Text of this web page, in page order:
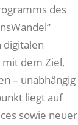
des
digitalen
dem Ziel,
– unabhängig
liegt auf
sowie neuer